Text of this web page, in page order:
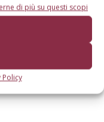
di più su questi scopi
Policy
ma, almeno per il
è la cv Fino, di
di forma ellittica
di qualche clone